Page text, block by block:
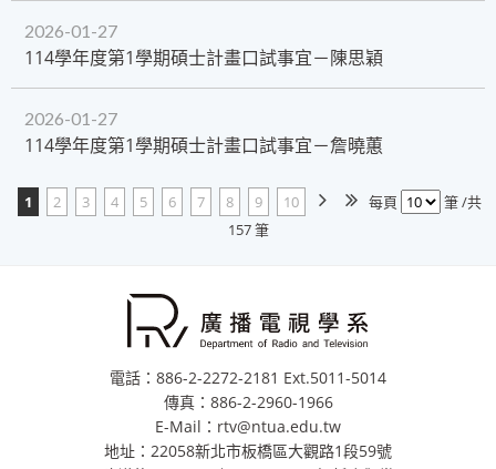
2026-01-27
114學年度第1學期碩士計畫口試事宜－陳思穎
2026-01-27
114學年度第1學期碩士計畫口試事宜－詹曉蕙
1 2 3 4 5 6 7 8 9 10 每頁
筆 /共
157 筆
電話：886-2-2272-2181 Ext.5011-5014
傳真：886-2-2960-1966
E-Mail：rtv@ntua.edu.tw
地址：22058新北市板橋區大觀路1段59號